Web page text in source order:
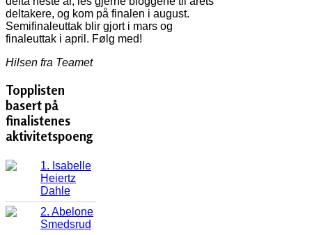
deltakere, og kom på finalen i august.
Semifinaleuttak blir gjort i mars og
finaleuttak i april. Følg med!
Hilsen fra Teamet
Topplisten
basert på
finalistenes
aktivitetspoeng
1. Isabelle
Heiertz
Dahle
2. Abelone
Smedsrud